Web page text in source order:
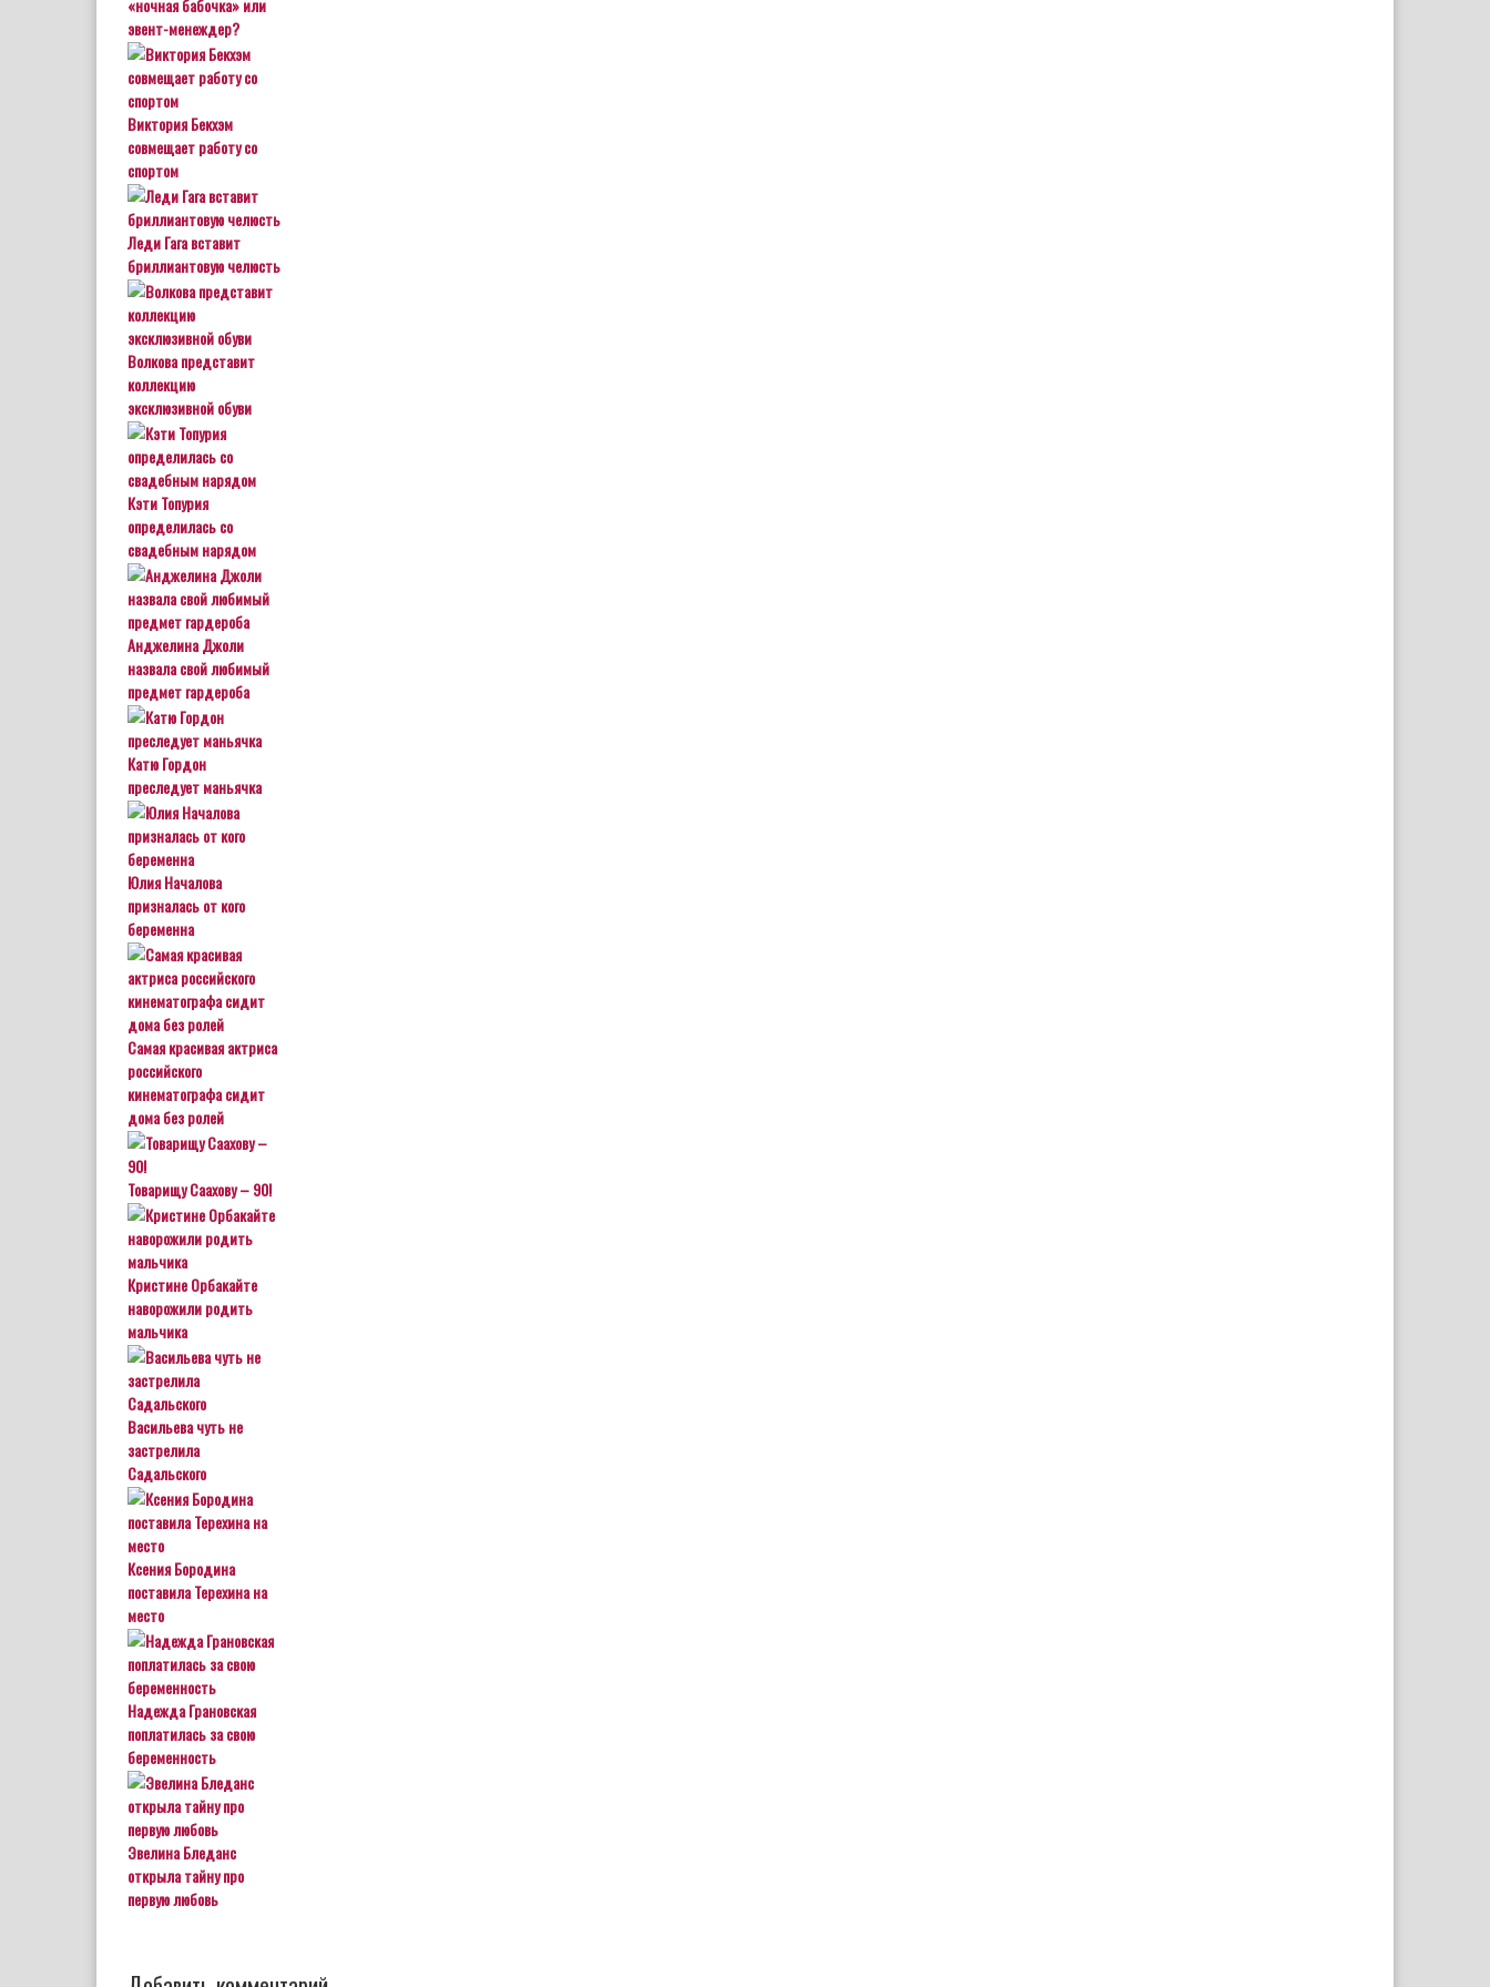
«ночная бабочка» или
эвент-менеждер?
Виктория Бекхэм
совмещает работу со
спортом
Леди Гага вставит
бриллиантовую челюсть
Волкова представит
коллекцию
эксклюзивной обуви
Кэти Топурия
определилась со
свадебным нарядом
Анджелина Джоли
назвала свой любимый
предмет гардероба
Катю Гордон
преследует маньячка
Юлия Началова
призналась от кого
беременна
Самая красивая актриса
российского
кинематографа сидит
дома без ролей
Товарищу Саахову – 90!
Кристине Орбакайте
наворожили родить
мальчика
Васильева чуть не
застрелила
Садальского
Ксения Бородина
поставила Терехина на
место
Надежда Грановская
поплатилась за свою
беременность
Эвелина Бледанс
открыла тайну про
первую любовь